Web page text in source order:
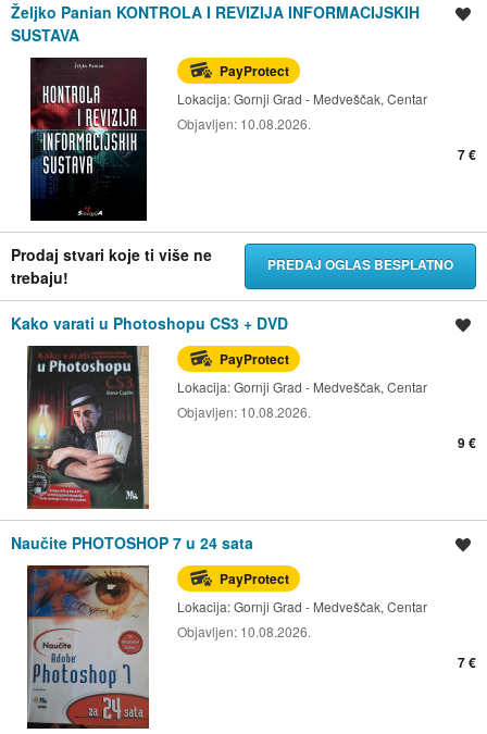
Željko Panian KONTROLA I REVIZIJA INFORMACIJSKIH
SUSTAVA
PayProtect
Lokacija:Gornji Grad - Medveščak, Centar
Objavljen: 10.08.2026.
7 €
Prodaj stvari koje ti više ne
trebaju!
PREDAJ OGLAS BESPLATNO
Kako varati u Photoshopu CS3 + DVD
PayProtect
Lokacija:Gornji Grad - Medveščak, Centar
Objavljen: 10.08.2026.
9 €
Naučite PHOTOSHOP 7 u 24 sata
PayProtect
Lokacija:Gornji Grad - Medveščak, Centar
Objavljen: 10.08.2026.
7 €